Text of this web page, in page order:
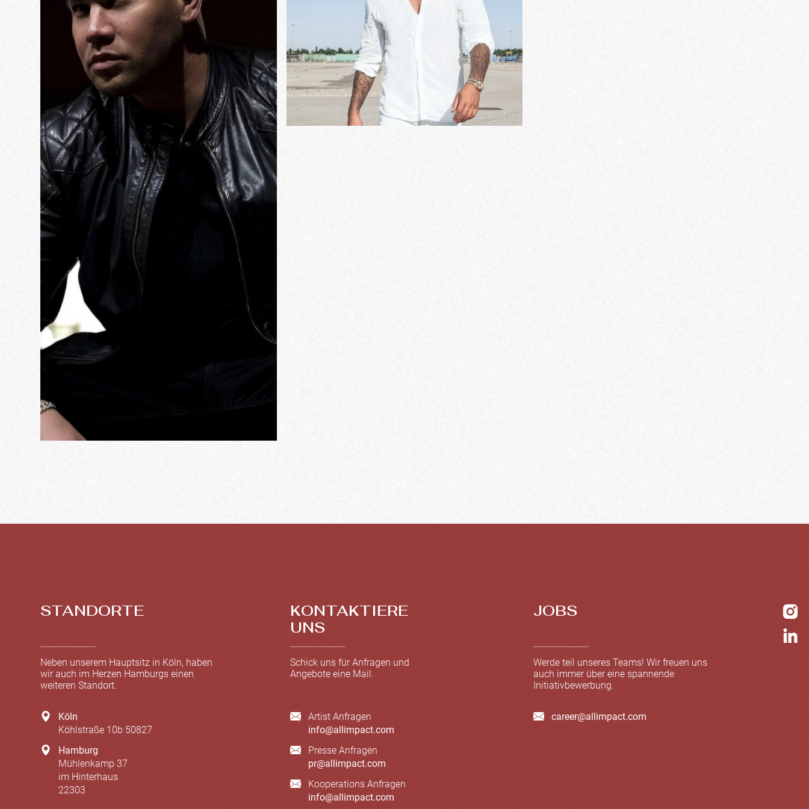
STANDORTE
Neben unserem Hauptsitz in Köln, haben
wir auch im Herzen Hamburgs einen
weiteren Standort.
Köln
Köhlstraße 10b 50827
Hamburg
Mühlenkamp 37
im Hinterhaus
22303
KONTAKTIERE
UNS
Schick uns für Anfragen und
Angebote eine Mail.
Artist Anfragen
info@allimpact.com
Presse Anfragen
pr@allimpact.com
Kooperations Anfragen
info@allimpact.com
JOBS
Werde teil unseres Teams! Wir freuen uns
auch immer über eine spannende
Initiativbewerbung.
career@allimpact.com